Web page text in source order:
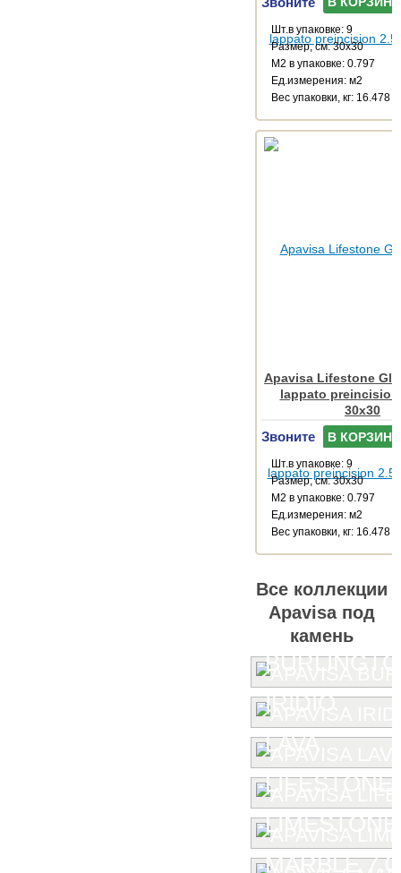
Шт.в упаковке: 9
Размер, см: 30x30
М2 в упаковке: 0.797
Ед.измерения: м2
Веc упаковки, кг: 16.478
Apavisa Lifestone
lappato preincision
30x30
Звоните В КОРЗИНУ
Шт.в упаковке: 9
Размер, см: 30x30
М2 в упаковке: 0.797
Ед.измерения: м2
Веc упаковки, кг: 16.478
Все коллекции
Apavisa под
камень
IRIDIO
LAVA
LIFESTONE
LIMESTONE
MARBLE 7.0